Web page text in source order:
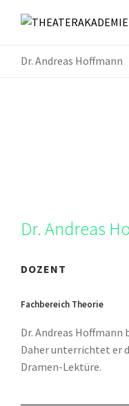
Dr. Andreas Hoffmann
Dr. Andreas
DOZENT
Fachbereich Theorie
Dr. Andreas
Daher unterrichtet er
Dramen-Lektüre.